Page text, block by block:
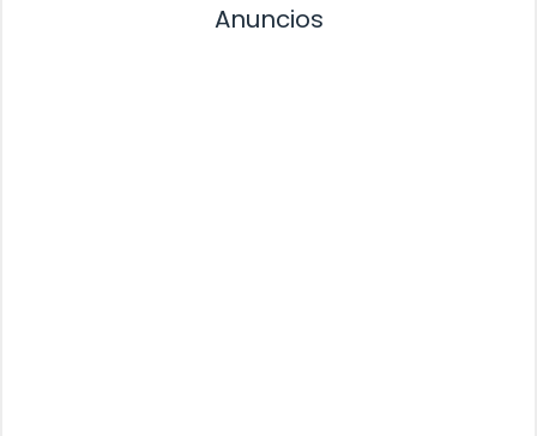
Anuncios